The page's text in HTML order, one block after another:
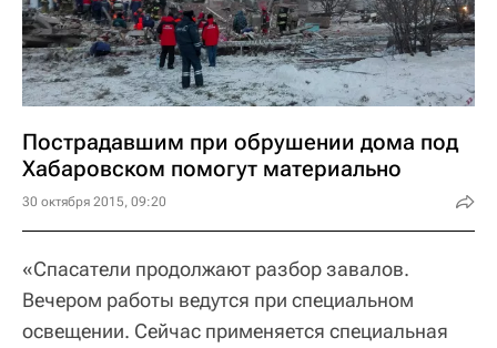
Пострадавшим при обрушении дома под
Хабаровском помогут материально
30 октября 2015, 09:20
«Спасатели продолжают разбор завалов.
Вечером работы ведутся при специальном
освещении. Сейчас применяется специальная